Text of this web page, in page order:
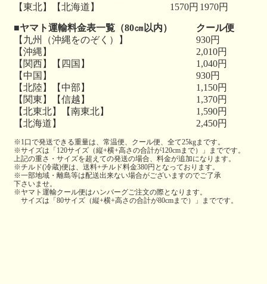
【東北】【北海道】
1570円 1970円
■ヤマト運輸料金表一覧（80㎝以内）
クール便
【九州（沖縄をのぞく）】
930円
【沖縄】
2,010円
【関西】【四国】
1,040円
【中国】
930円
【北陸】【中部】
1,150円
【関東】【信越】
1,370円
【北東北】【南東北】
1,590円
【北海道】
2,450円
※1口で発送できる重量は、常温便、クール便、全て25kgまです。
※サイズは「120サイズ（縦+横+高さの合計が120cmまで）」までです。
上記の重さ・サイズを超えての発送の場合、料金が追加になります。
※チルド(冷蔵)便は、送料+チルド料金380円となっております。
※一部地域・離島等は配送出来ない場合がございますのでご了承
下さいませ。
※ヤマト運輸クール便はハンバーグご注文の際となります。
サイズは「80サイズ（縦+横+高さの合計が80cmまで）」までです。